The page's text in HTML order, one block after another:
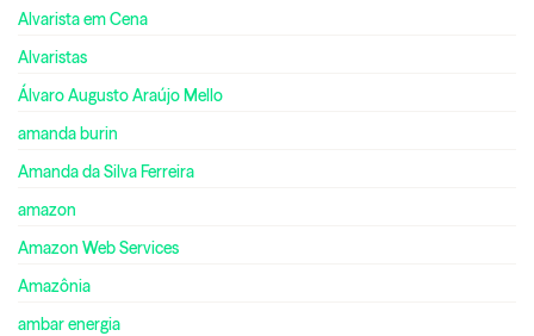
Alvarista em Cena
Alvaristas
Álvaro Augusto Araújo Mello
amanda burin
Amanda da Silva Ferreira
amazon
Amazon Web Services
Amazônia
ambar energia